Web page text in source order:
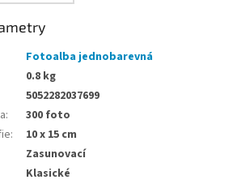
Fotoalba jednobarevná
0.8 kg
5052282037699
:
300 foto
:
10 x 15 cm
Zasunovací
Klasické